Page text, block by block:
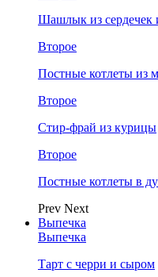
Шашлык из сердечек
Второе
Постные котлеты из
Второе
Стир-фрай из курицы
Второе
Постные котлеты в
Prev Next
Выпечка
Выпечка
Тарт с черри и сыром